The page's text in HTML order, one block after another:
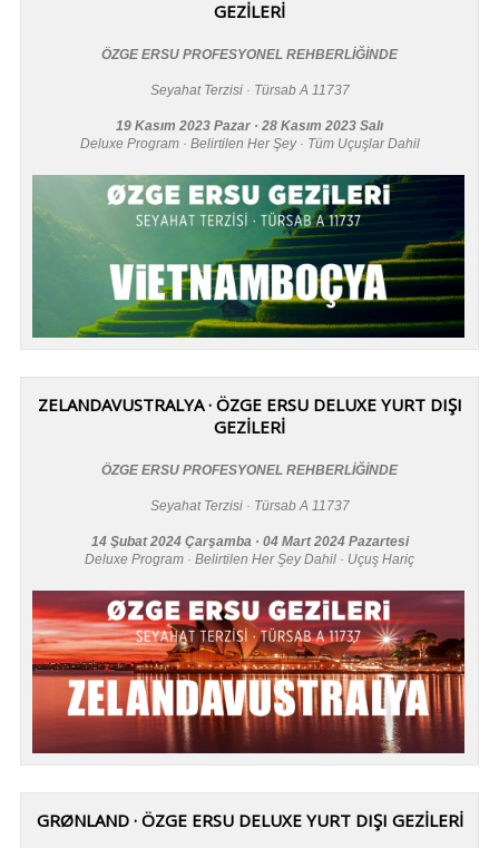
GEZİLERİ
ÖZGE ERSU PROFESYONEL REHBERLİĞİNDE
Seyahat Terzisi · Türsab A 11737
19 Kasım 2023 Pazar · 28 Kasım 2023 Salı
Deluxe Program · Belirtilen Her Şey · Tüm Uçuşlar Dahil
ZELANDAVUSTRALYA · ÖZGE ERSU DELUXE YURT DIŞI
GEZİLERİ
ÖZGE ERSU PROFESYONEL REHBERLİĞİNDE
Seyahat Terzisi · Türsab A 11737
14 Şubat 2024 Çarşamba · 04 Mart 2024 Pazartesi
Deluxe Program · Belirtilen Her Şey Dahil · Uçuş Hariç
GRØNLAND · ÖZGE ERSU DELUXE YURT DIŞI GEZİLERİ